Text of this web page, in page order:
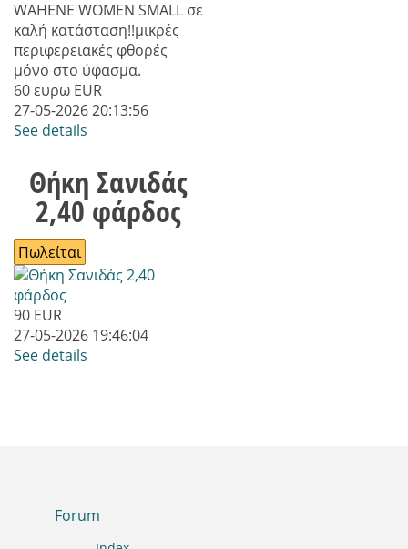
WAHENE WOMEN SMALL σε
καλή κατάσταση!!μικρές
περιφερειακές φθορές
μόνο στο ύφασμα.
60 ευρω EUR
27-05-2026 20:13:56
See details
Θήκη Σανιδάς
2,40 φάρδος
Πωλείται
90 EUR
27-05-2026 19:46:04
See details
Forum